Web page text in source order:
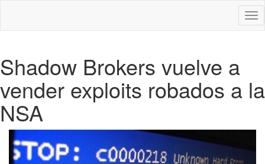
Shadow Brokers vuelve a
vender exploits robados a la
NSA